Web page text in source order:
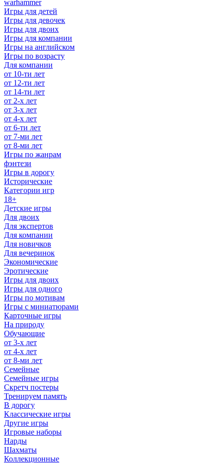
warhammer
Игры для детей
Игры для девочек
Игры для двоих
Игры для компании
Игры на английском
Игры по возрасту
Для компании
от 10-ти лет
от 12-ти лет
от 14-ти лет
от 2-х лет
от 3-х лет
от 4-х лет
от 6-ти лет
от 7-ми лет
от 8-ми лет
Игры по жанрам
фэнтези
Игры в дорогу
Исторические
Категории игр
18+
Детские игры
Для двоих
Для экспертов
Для компании
Для новичков
Для вечеринок
Экономические
Эротические
Игры для двоих
Игры для одного
Игры по мотивам
Игры с миниатюрами
Карточные игры
На природу
Обучающие
от 3-х лет
от 4-х лет
от 8-ми лет
Семейные
Семейные игры
Скретч постеры
Тренируем память
В дорогу
Классические игры
Другие игры
Игровые наборы
Нарды
Шахматы
Коллекционные